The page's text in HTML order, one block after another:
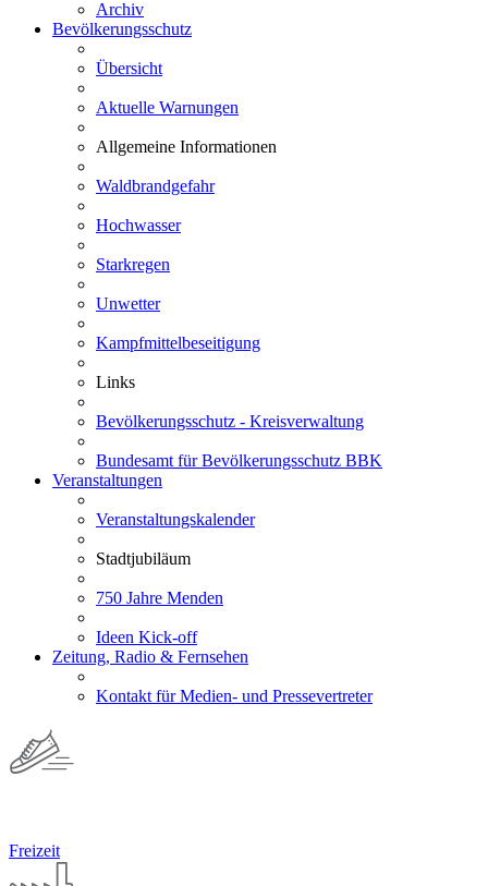
Archiv
Bevölkerungsschutz
Übersicht
Aktuelle Warnungen
Allgemeine Informationen
Waldbrandgefahr
Hochwasser
Starkregen
Unwetter
Kampfmittelbeseitigung
Links
Bevölkerungsschutz - Kreisverwaltung
Bundesamt für Bevölkerungsschutz BBK
Veranstaltungen
Veranstaltungskalender
Stadtjubiläum
750 Jahre Menden
Ideen Kick-off
Zeitung, Radio & Fernsehen
Kontakt für Medien- und Pressevertreter
Freizeit